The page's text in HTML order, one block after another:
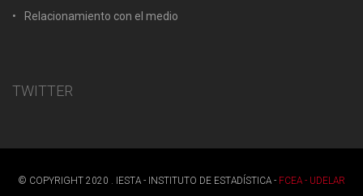
Relacionamiento con el medio
TWITTER
© COPYRIGHT 2020 . IESTA - INSTITUTO DE ESTADÍSTICA - FCEA - UDELAR